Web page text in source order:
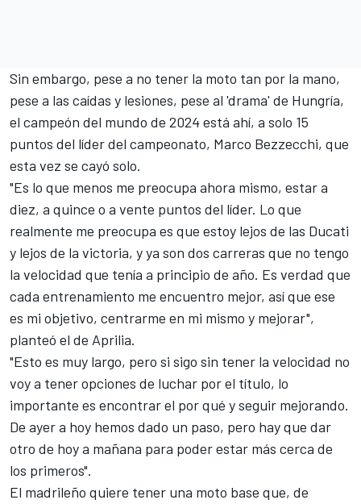
Sin embargo, pese a no tener la moto tan por la mano,
pese a las caídas y lesiones, pese al 'drama' de Hungría,
el campeón del mundo de 2024 está ahí, a solo 15
puntos del líder del campeonato, Marco Bezzecchi, que
esta vez se cayó solo.
"Es lo que menos me preocupa ahora mismo, estar a
diez, a quince o a vente puntos del líder. Lo que
realmente me preocupa es que estoy lejos de las Ducati
y lejos de la victoria, y ya son dos carreras que no tengo
la velocidad que tenía a principio de año. Es verdad que
cada entrenamiento me encuentro mejor, así que ese
es mi objetivo, centrarme en mi mismo y mejorar",
planteó el de Aprilia.
"Esto es muy largo, pero si sigo sin tener la velocidad no
voy a tener opciones de luchar por el título, lo
importante es encontrar el por qué y seguir mejorando.
De ayer a hoy hemos dado un paso, pero hay que dar
otro de hoy a mañana para poder estar más cerca de
los primeros".
El madrileño quiere tener una moto base que, de